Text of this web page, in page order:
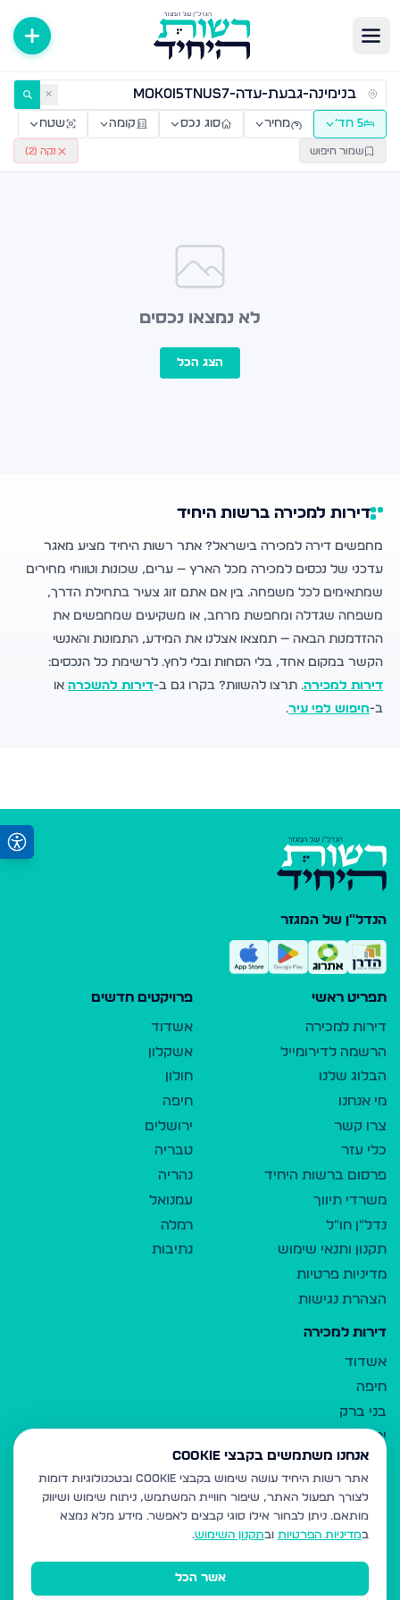
דירות למכירה ולהשכרה — רשות היחיד ✕
5 חד׳ מחיר סוג נכס קומה שטח
שמור חיפוש נקה (2
)
לא נמצאו נכסים
הצג הכל
דירות למכירה ברשות היחיד
מחפשים דירה למכירה בישראל? אתר רשות היחיד מציע מאגר
עדכני של נכסים למכירה מכל הארץ — ערים, שכונות וטווחי מחירים
שמתאימים לכל משפחה. בין אם אתם זוג צעיר בתחילת הדרך,
משפחה שגדלה ומחפשת מרחב, או משקיעים שמחפשים את
ההזדמנות הבאה — תמצאו אצלנו את המידע, התמונות והאנשי
הקשר במקום אחד, בלי הסחות ובלי לחץ. לרשימת כל הנכסים:
דירות למכירה. תרצו להשוות? בקרו גם ב-דירות להשכרה או
ב-חיפוש לפי עיר.
הנדל"ן של המגזר
תפריט ראשי
דירות למכירה
הרשמה לדירומייל
הבלוג שלנו
מי אנחנו
צרו קשר
כלי עזר
פרסום ברשות היחיד
משרדי תיווך
נדל"ן חו"ל
תקנון ותנאי שימוש
מדיניות פרטיות
הצהרת נגישות
פרויקטים חדשים
אשדוד
אשקלון
חולון
חיפה
ירושלים
טבריה
נהריה
עמנואל
רמלה
נתיבות
דירות למכירה
אשדוד
חיפה
בני ברק
ירושלים
אלעד
גבעת זאב
בית שמש
רכסים
מודיעין עילית
אנחנו משתמשים בקבצי Cookie
אתר רשות היחיד עושה שימוש בקבצי Cookie ובטכנולוגיות דומות
לצורך תפעול האתר, שיפור חוויית המשתמש, ניתוח שימוש ושיווק
מותאם. ניתן לבחור אילו סוגי קבצים לאפשר. מידע מלא נמצא
במדיניות הפרטיות ובתקנון השימוש.
אשר הכל